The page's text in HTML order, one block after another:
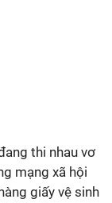
thi nhau vơ
mạng xã hội
giấy vệ sinh